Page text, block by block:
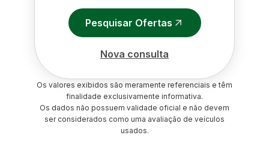
Pesquisar Ofertas
Nova consulta
Os valores exibidos são meramente referenciais e têm
finalidade exclusivamente informativa.
Os dados não possuem validade oficial e não devem
ser considerados como uma avaliação de veículos
usados.